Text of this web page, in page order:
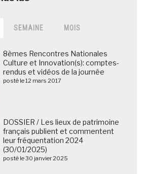
SEMAINE MOIS
8èmes Rencontres Nationales
Culture et Innovation(s): comptes-
rendus et vidéos de la journée
posté le 12 mars 2017
DOSSIER / Les lieux de patrimoine
français publient et commentent
leur fréquentation 2024
(30/01/2025)
posté le 30 janvier 2025